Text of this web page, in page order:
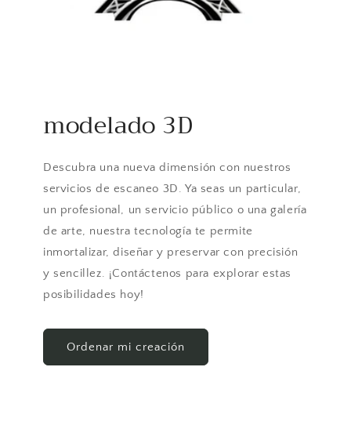
modelado 3D
Descubra una nueva dimensión con nuestros
servicios de escaneo 3D. Ya seas un particular,
un profesional, un servicio público o una galería
de arte, nuestra tecnología te permite
inmortalizar, diseñar y preservar con precisión
y sencillez. ¡Contáctenos para explorar estas
posibilidades hoy!
Ordenar mi creación